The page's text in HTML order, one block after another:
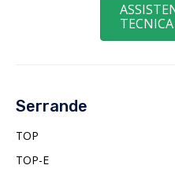
TECNICA
Serrande
TOP
TOP-E